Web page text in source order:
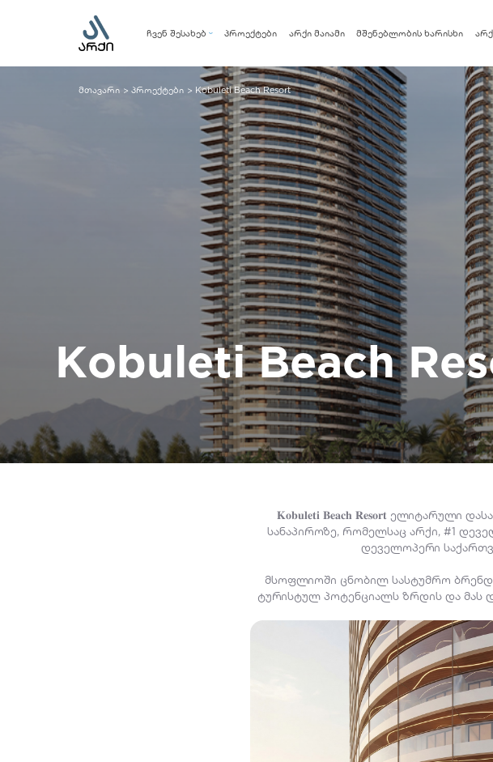
ჩვენ შესახებ
კომპანია
მენეჯმენტის გუნდი
სოციალური პასუხისმგებლობა
პროექტები არქი მაიამი მშენებლობის ხარისხი
მთავარი > პროექტები > Kobuleti Beach Resort
Kobuleti Beach
𝐊𝐨𝐛𝐮𝐥𝐞𝐭𝐢 𝐁𝐞𝐚𝐜𝐡 𝐑𝐞𝐬𝐨𝐫𝐭 ელიტარული
სანაპიროზე, რომელსაც არქი, #1
დეველოპერი
მსოფლიოში ცნობილ სასტუმრო
ტურისტულ პოტენციალს ზრდის და მას